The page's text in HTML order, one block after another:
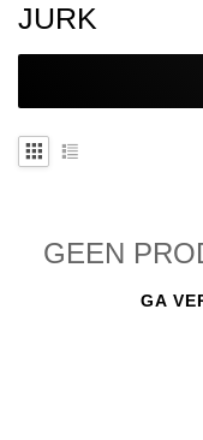
JURK
GEEN
GA